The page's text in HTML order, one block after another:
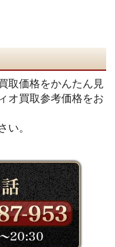
取価格をかんたん見
オ買取参考価格をお
い。